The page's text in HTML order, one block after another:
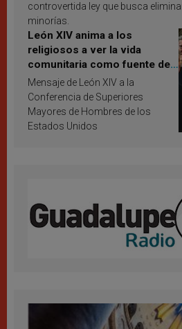
controvertida ley que busca
minorías.
León XIV anima a los
religiosos a ver la vida
comunitaria como fuente de
inspiración y santificación
Mensaje de León XIV a la
Conferencia de Superiores
Mayores de Hombres de los
Estados Unidos